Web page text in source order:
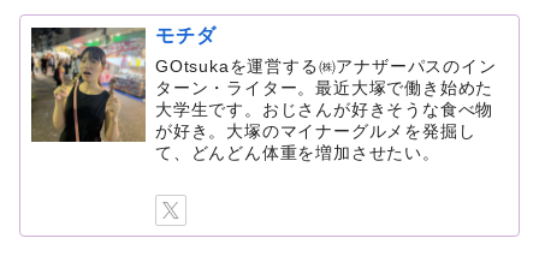
モチダ
GOtsukaを運営する㈱アナザーパスのイン
ターン・ライター。最近大塚で働き始めた
大学生です。おじさんが好きそうな食べ物
が好き。大塚のマイナーグルメを発掘し
て、どんどん体重を増加させたい。